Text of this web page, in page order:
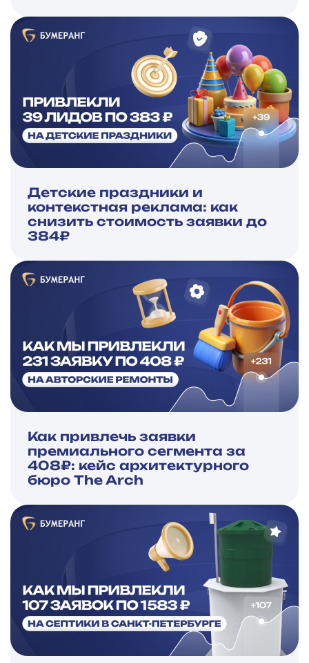
Детские праздники и
контекстная реклама: как
снизить стоимость заявки до
384₽
Как привлечь заявки
премиального сегмента за
408₽: кейс архитектурного
бюро The Arch